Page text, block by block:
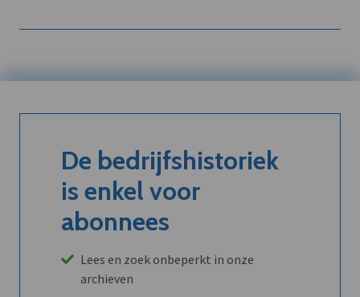
De bedrijfshistoriek
is enkel voor
abonnees
Lees en zoek onbeperkt in onze
archieven